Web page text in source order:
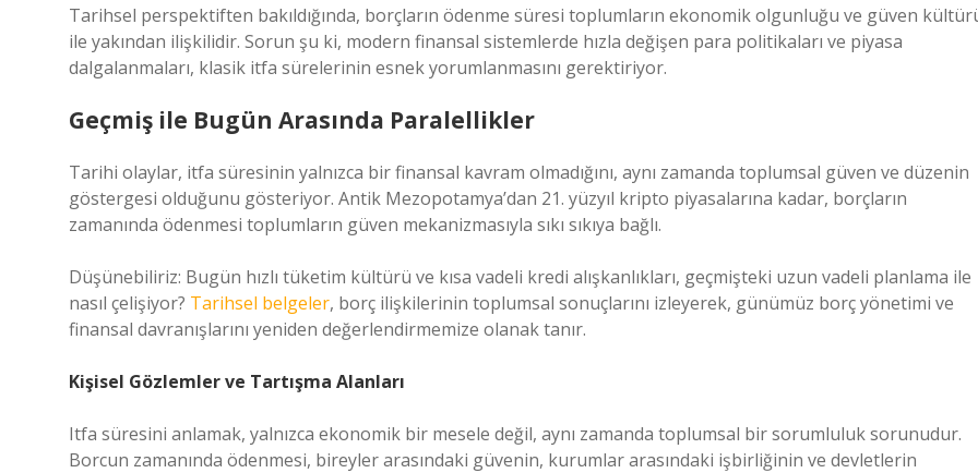
Tarihsel perspektiften bakıldığında, borçların ödenme süresi toplumların ekonomik olgunluğu ve güven
ile yakından ilişkilidir. Sorun şu ki, modern finansal sistemlerde hızla değişen para politikaları ve piyasa
dalgalanmaları, klasik itfa sürelerinin esnek yorumlanmasını gerektiriyor.
Geçmiş ile Bugün Arasında Paralellikler
Tarihi olaylar, itfa süresinin yalnızca bir finansal kavram olmadığını, aynı zamanda toplumsal güven ve düzenin
göstergesi olduğunu gösteriyor. Antik Mezopotamya’dan 21. yüzyıl kripto piyasalarına kadar, borçların
zamanında ödenmesi toplumların güven mekanizmasıyla sıkı sıkıya bağlı.
Düşünebiliriz: Bugün hızlı tüketim kültürü ve kısa vadeli kredi alışkanlıkları, geçmişteki uzun vadeli planlama ile
nasıl çelişiyor? Tarihsel belgeler, borç ilişkilerinin toplumsal sonuçlarını izleyerek, günümüz borç yönetimi ve
finansal davranışlarını yeniden değerlendirmemize olanak tanır.
Kişisel Gözlemler ve Tartışma Alanları
Itfa süresini anlamak, yalnızca ekonomik bir mesele değil, aynı zamanda toplumsal bir sorumluluk sorunudur.
Borcun zamanında ödenmesi, bireyler arasındaki güvenin, kurumlar arasındaki işbirliğinin ve devletlerin